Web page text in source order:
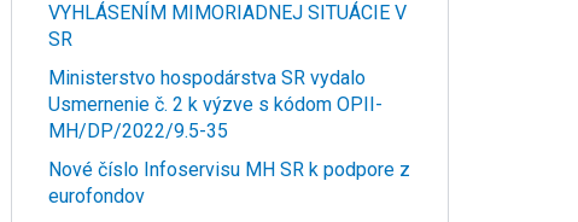
VYHLÁSENÍM MIMORIADNEJ SITUÁCIE V
SR
Ministerstvo hospodárstva SR vydalo
Usmernenie č. 2 k výzve s kódom OPII-
MH/DP/2022/9.5-35
Nové číslo Infoservisu MH SR k podpore z
eurofondov